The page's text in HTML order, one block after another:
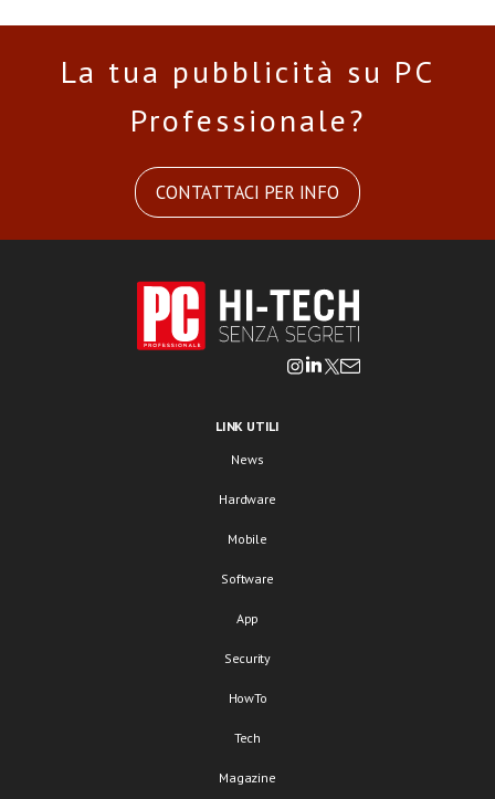
La tua pubblicità su PC
Professionale?
CONTATTACI PER INFO
LINK UTILI
News
Hardware
Mobile
Software
App
Security
HowTo
Tech
Magazine